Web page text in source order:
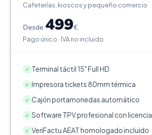
Cafeterías, kioscos y pequeño comercio
Desde 499€
Pago único · IVA no incluido
✓ Terminal táctil 15" Full HD
✓ Impresora tickets 80mm térmica
✓ Cajón portamonedas automático
✓ Software TPV profesional con licencia
✓ VeriFactu AEAT homologado incluido